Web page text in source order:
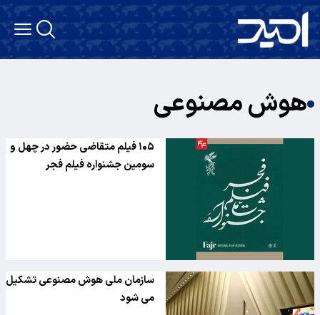
هوش مصنوعی
۱۰۵ فیلم متقاضی حضور در چهل و
سومین جشنواره فیلم فجر
سازمان ملی هوش مصنوعی تشکیل
می شود